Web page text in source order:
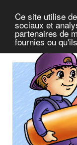
Ce site utilise
sociaux et
partenaires de
fournies ou